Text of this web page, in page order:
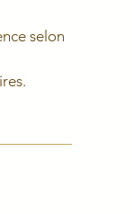
selon